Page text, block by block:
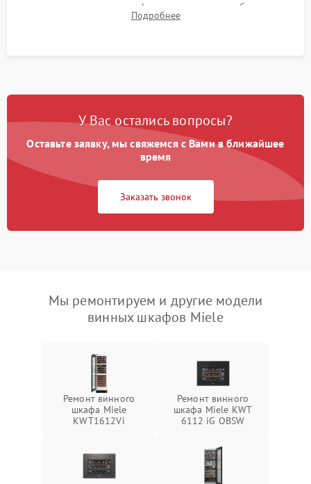
климатических зонах шкафа, оценка уровня стабильности
влажности и полного отсутствия вибраций корпуса.
Подробнее
У Вас остались вопросы?
Оставьте заявку, мы свяжемся с Вами в ближайшее
время
Заказать звонок
Мы ремонтируем и другие модели
винных шкафов Miele
Ремонт винного
шкафа Miele
KWT1612Vi
Ремонт винного
шкафа Miele KWT
6112 iG OBSW